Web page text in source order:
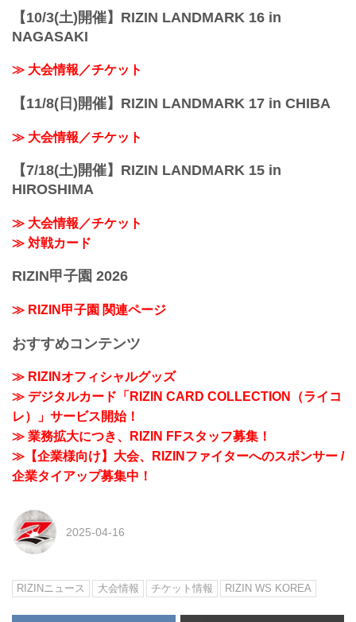
【10/3(土)開催】RIZIN LANDMARK 16 in
NAGASAKI
≫ 大会情報／チケット
【11/8(日)開催】RIZIN LANDMARK 17 in CHIBA
≫ 大会情報／チケット
【7/18(土)開催】RIZIN LANDMARK 15 in
HIROSHIMA
≫ 大会情報／チケット
≫ 対戦カード
RIZIN甲子園 2026
≫ RIZIN甲子園 関連ページ
おすすめコンテンツ
≫ RIZINオフィシャルグッズ
≫ デジタルカード「RIZIN CARD COLLECTION（ライコ
レ）」サービス開始！
≫ 業務拡大につき、RIZIN FFスタッフ募集！
≫【企業様向け】大会、RIZINファイターへのスポンサー /
企業タイアップ募集中！
2025-04-16
RIZINニュース 大会情報 チケット情報 RIZIN WS KOREA